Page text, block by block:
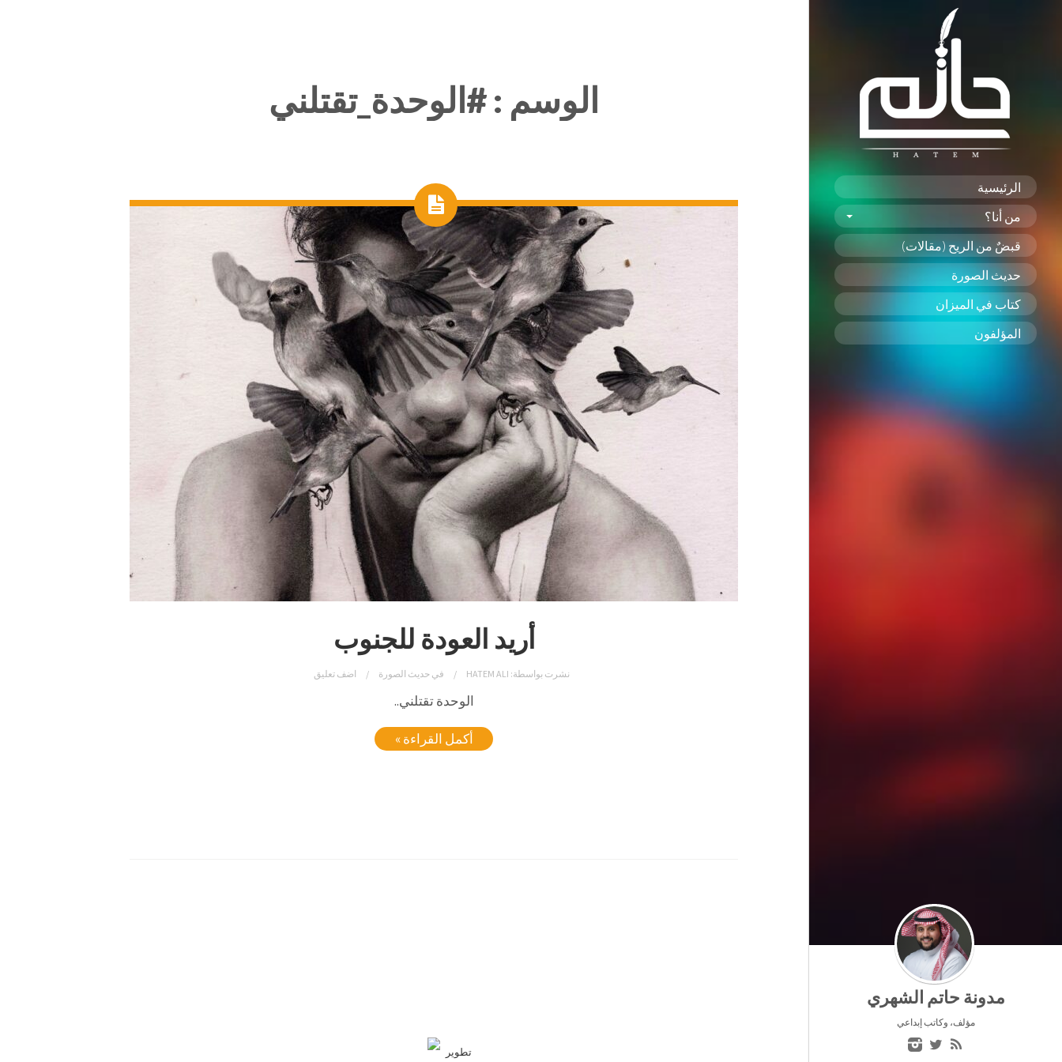
الرئيسية
من أنا؟
قبضٌ من الريح (مقالات)
حديث الصورة
كتاب في الميزان
المؤلفون
مدونة حاتم الشهري
مؤلف، وكاتب إبداعي
الوسم :#الوحدة_تقتلني
أريد العودة للجنوب
نشرت بواسطة: HATEM ALI في حديث الصورة اضف تعليق
الوحدة تقتلني..
أكمل القراءة »
تطوير